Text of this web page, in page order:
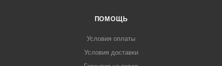
ПОМОЩЬ
Условия оплаты
Условия доставки